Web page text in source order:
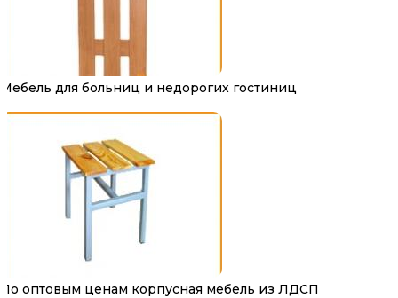
Мебель для больниц и недорогих гостиниц
По оптовым ценам корпусная мебель из ЛДСП